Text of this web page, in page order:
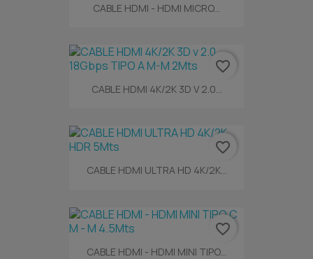
CABLE HDMI - HDMI MICRO...
CABLE HDMI 4K/2K 3D V 2.0...
favorite_border
CABLE HDMI ULTRA HD 4K/2K...
favorite_border
CABLE HDMI - HDMI MINI TIPO...
favorite_border